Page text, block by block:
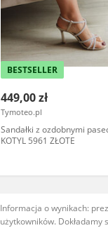
BESTSELLER
449,00 zł
Tymoteo.pl
Sandałki z ozdobnymi
KOTYL 5961 ZŁOTE
Informacja o wynikach:
użytkowników.